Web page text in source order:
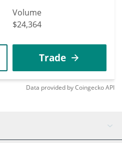
Volume
$24,364
Trade
Data provided byCoingeckoAPI